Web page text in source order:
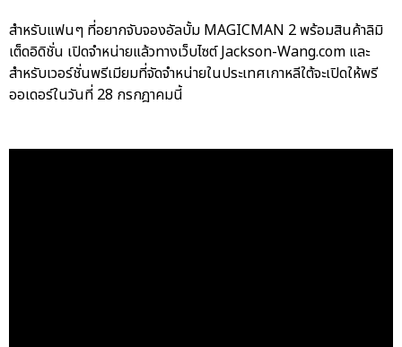
สำหรับแฟนๆ ที่อยากจับจองอัลบั้ม MAGICMAN 2 พร้อมสินค้าลิมิ
เต็ดอิดิชั่น เปิดจำหน่ายแล้วทางเว็บไซต์ Jackson-Wang.com และ
สำหรับเวอร์ชั่นพรีเมียมที่จัดจำหน่ายในประเทศเกาหลีใต้จะเปิดให้พรี
ออเดอร์ในวันที่ 28 กรกฎาคมนี้